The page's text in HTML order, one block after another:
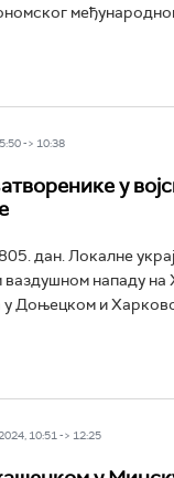
-> 10:38
у
дан. Локалне
нападу
у Доњецком и
10:51 -> 12:25